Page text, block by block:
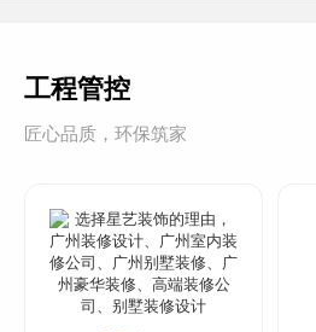
工程管控
匠心品质，环保筑家